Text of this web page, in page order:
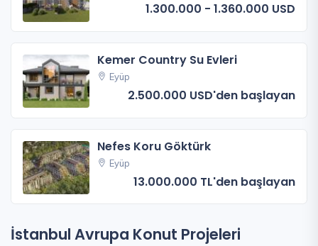
1.300.000 - 1.360.000 USD
Kemer Country Su Evleri
Eyüp
2.500.000 USD'den başlayan
Nefes Koru Göktürk
Eyüp
13.000.000 TL'den başlayan
İstanbul Avrupa Konut Projeleri